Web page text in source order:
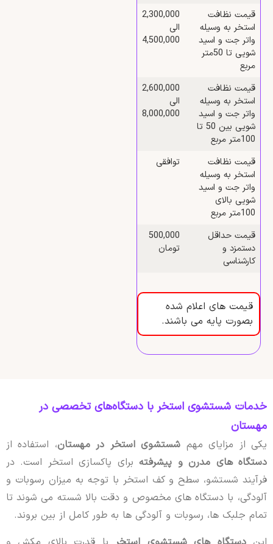
قیمت نظافت
استخر به وسیله
واتر جت و اسید
شویی تا 50متر
مربع
2,300,000
الی
4,500,000
قیمت نظافت
استخر به وسیله
واتر جت و اسید
شویی بین 50 تا
100متر مربع
2,600,000
الی
8,000,000
قیمت نظافت
استخر به وسیله
واتر جت و اسید
شویی بالای
100متر مربع
توافقی
قیمت حداقل
دستمزد و
کارشناسی
500,000
تومان
قیمت های اعلام شده
بصورت پایه می باشند.
خدمات شستشوی استخر با دستگاه‌های تخصصی در
مهستان
یکی از مزایای مهم شستشوی استخر در مهستان، استفاده از
دستگاه های مدرن و پیشرفتهبرای پاکسازی استخر است. در
فرآیند شستشو، سطح و کف استخر با توجه به میزان رسوبات و
آلودگی، با دستگاه های مخصوص و دقت بالا شسته می شوند تا
تمام جلبک ها، رسوبات و آلودگی ها به طور کامل از بین بروند.